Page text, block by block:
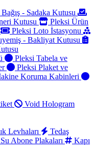
- Sadaka Kutusu
Kutusu
Pleksi Ürün
Pleksi Loto İstasyonu
- Bakliyat Kutusu
Pleksi Tabela ve
Pleksi Plaket ve
Koruma Kabinleri
Void Hologram
Levhaları
Tedaş
Su Abone Plakaları
Kapı